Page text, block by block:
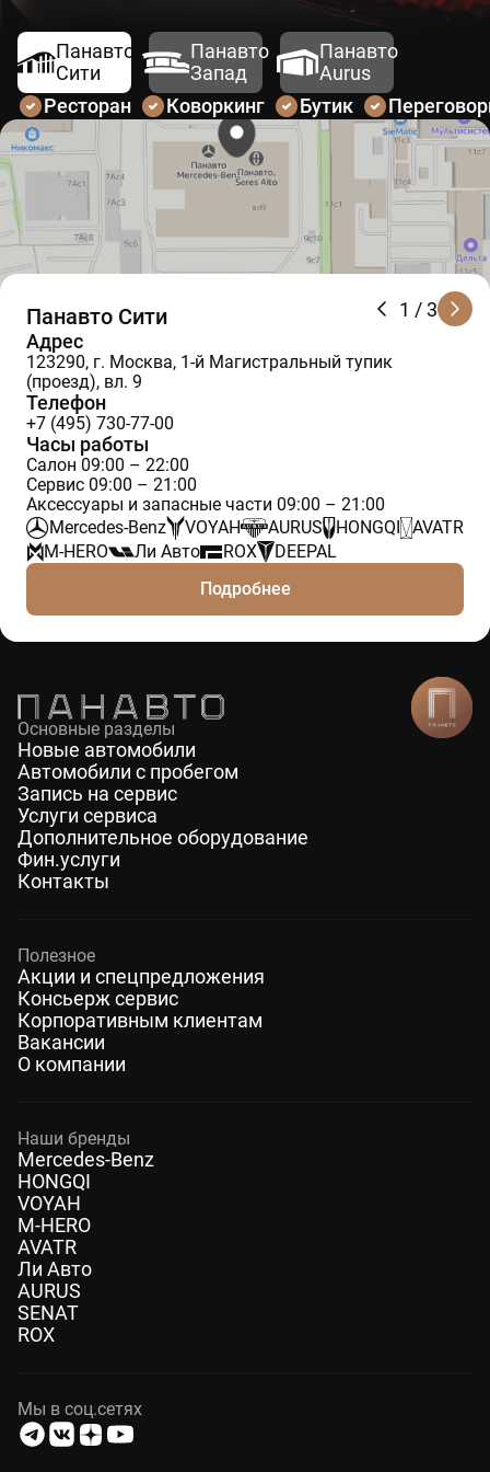
Панавто
Сити
Панавто
Запад
Панавто
Aurus
Ресторан
Коворкинг Бутик
1 / 3
Панавто Сити
Адрес
123290, г. Москва, 1-й Магистральный тупик
(проезд), вл. 9
Телефон
+7 (495) 730-77-00
Часы работы
Салон 09:00 – 22:00
Сервис 09:00 – 21:00
Аксессуары и запасные части 09:00 – 21:00
Mercedes-Benz
VOYAH AURUS HONGQI
AVATR
M-HERO
Ли Авто ROX
DEEPAL
Подробнее
Основные разделы
Новые автомобили
Автомобили с пробегом
Запись на сервис
Услуги сервиса
Дополнительное оборудование
Фин.услуги
Контакты
Полезное
Акции и спецпредложения
Консьерж сервис
Корпоративным клиентам
Вакансии
О компании
Наши бренды
Mercedes-Benz
HONGQI
VOYAH
M-HERO
AVATR
Ли Авто
AURUS
SENAT
ROX
Мы в соц.сетях